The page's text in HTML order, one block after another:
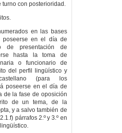
turno con posterioridad.
en las bases
poseerse en el día de
de presentación de
hasta la toma de
o funcionario de
del perfil lingüístico y
(para los
poseerse en el día de
de la fase de oposición
de un tema, de la
y a salvo también de
párrafos 2.º y 3.º en